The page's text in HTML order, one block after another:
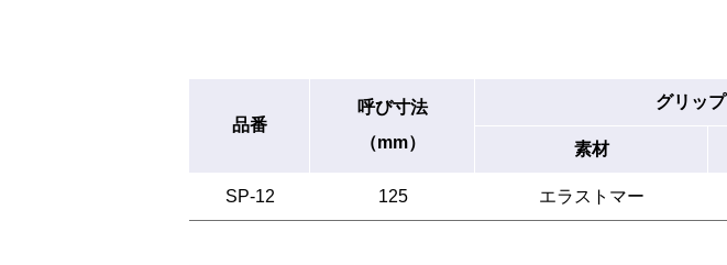
品番
呼び寸法
（mm）
グリップ
素材
SP-12 125 エラストマー